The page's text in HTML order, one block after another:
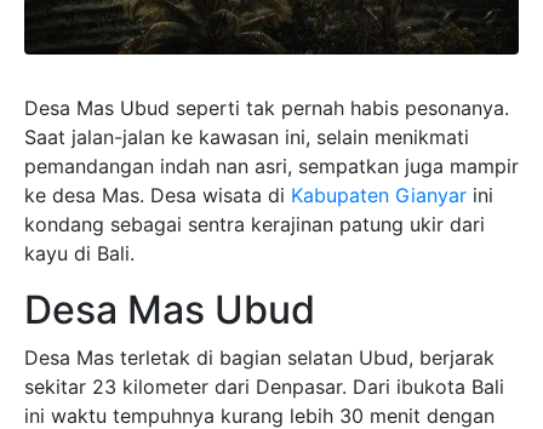
Desa Mas Ubud seperti tak pernah habis pesonanya.
Saat jalan-jalan ke kawasan ini, selain menikmati
pemandangan indah nan asri, sempatkan juga mampir
ke desa Mas. Desa wisata di Kabupaten Gianyar ini
kondang sebagai sentra kerajinan patung ukir dari
kayu di Bali.
Desa Mas Ubud
Desa Mas terletak di bagian selatan Ubud, berjarak
sekitar 23 kilometer dari Denpasar. Dari ibukota Bali
ini waktu tempuhnya kurang lebih 30 menit dengan